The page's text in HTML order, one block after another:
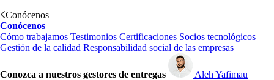
Conócenos
Conócenos
Cómo trabajamos Testimonios Certificaciones Socios tecnológicos
Gestión de la calidad Responsabilidad social de las empresas
Conozca a nuestros gestores de entregas Aleh Yafimau